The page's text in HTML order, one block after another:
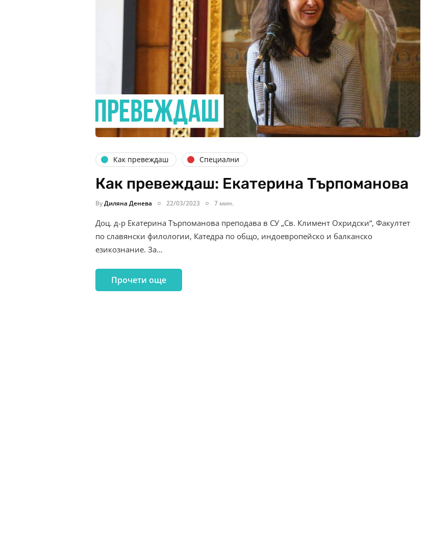
Как превеждаш Специални
Как превеждаш: Екатерина Търпоманова
ByДиляна Денева 22/03/2023 7 мин.
Доц. д-р Екатерина Търпоманова преподава в СУ „Св. Климент Охридски“, Факултет
по славянски филологии, Катедра по общо, индоевропейско и балканско
езикознание. За…
Прочети още